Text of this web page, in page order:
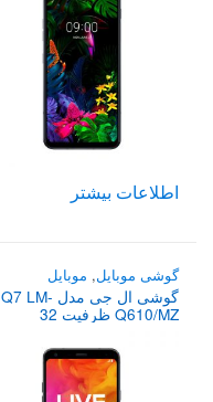
اطلاعات بیشتر
گوشی موبایل, موبایل
گوشی ال جی مدل Q7 LM-
Q610/MZ ظرفیت 32